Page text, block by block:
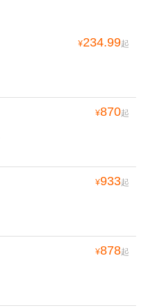
¥234.99起
¥870起
¥933起
¥878起